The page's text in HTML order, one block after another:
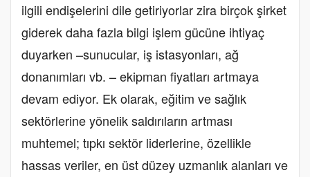
ilgili endişelerini dile getiriyorlar zira birçok şirket
giderek daha fazla bilgi işlem gücüne ihtiyaç
duyarken –sunucular, iş istasyonları, ağ
donanımları vb. – ekipman fiyatları artmaya
devam ediyor. Ek olarak, eğitim ve sağlık
sektörlerine yönelik saldırıların artması
muhtemel; tıpkı sektör liderlerine, özellikle
hassas veriler, en üst düzey uzmanlık alanları ve